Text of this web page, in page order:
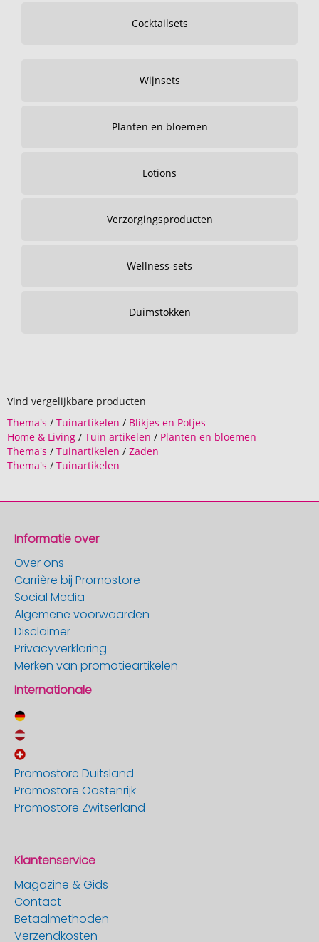
Cocktailsets
Wijnsets
Planten en bloemen
Lotions
Verzorgingsproducten
Wellness-sets
Duimstokken
Vind vergelijkbare producten
Thema's / Tuinartikelen / Blikjes en Potjes
Home & Living / Tuin artikelen / Planten en bloemen
Thema's / Tuinartikelen / Zaden
Thema's / Tuinartikelen
Informatie over
Over ons
Carrière bij Promostore
Social Media
Algemene voorwaarden
Disclaimer
Privacyverklaring
Merken van promotieartikelen
Internationale
Promostore Duitsland
Promostore Oostenrijk
Promostore Zwitserland
Klantenservice
Magazine & Gids
Contact
Betaalmethoden
Verzendkosten